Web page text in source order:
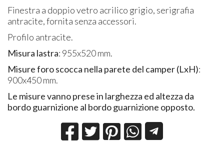
Finestra a doppio vetro acrilico grigio, serigrafia
antracite, fornita senza accessori.
Profilo antracite.
Misura lastra: 955x520 mm.
Misure foro scocca nella parete del camper (LxH):
900x450 mm.
Le misure vanno prese in larghezza ed altezza da
bordo guarnizione al bordo guarnizione opposto.